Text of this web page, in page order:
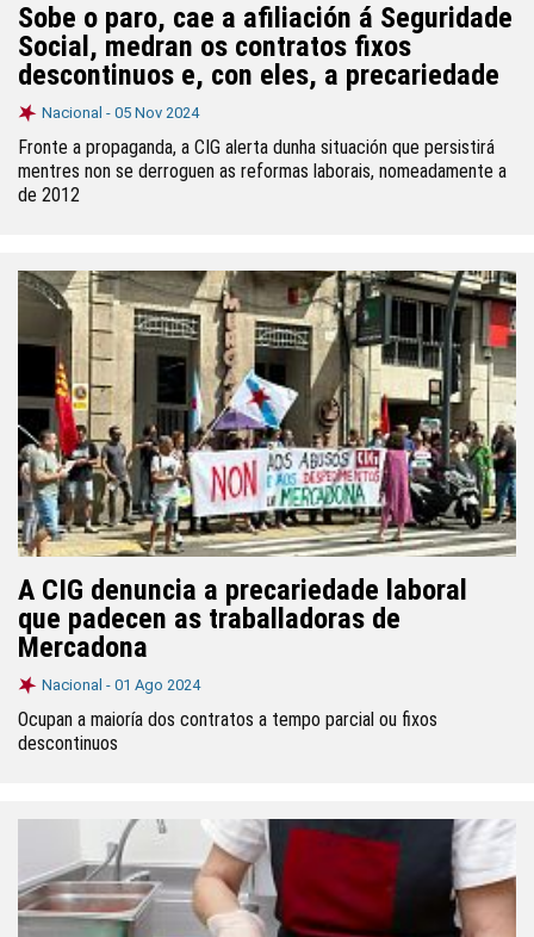
Sobe o paro, cae a afiliación á Seguridade
Social, medran os contratos fixos
descontinuos e, con eles, a precariedade
Nacional - 05 Nov 2024
Fronte a propaganda, a CIG alerta dunha situación que persistirá
mentres non se derroguen as reformas laborais, nomeadamente a
de 2012
A CIG denuncia a precariedade laboral
que padecen as traballadoras de
Mercadona
Nacional - 01 Ago 2024
Ocupan a maioría dos contratos a tempo parcial ou fixos
descontinuos